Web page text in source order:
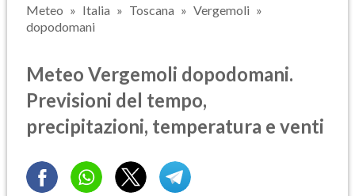
Meteo Italia Toscana
Vergemoli
dopodomani
Meteo Vergemoli dopodomani.
Previsioni del tempo,
precipitazioni, temperatura e venti